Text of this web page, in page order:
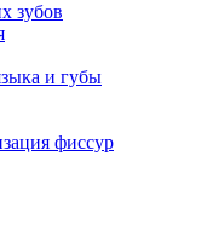
зубов
и губы
фиссур